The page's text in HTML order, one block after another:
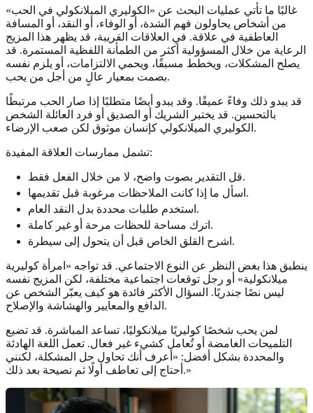
غالبًا ما تأتي عمليات البحث عن «الكوليري الميلانكولي في الحب»
من أشخاص يحاولون فهم الشدة، أو الوفاء، أو النقد، أو المسافة
العاطفية في علاقة. في العلاقات القريبة، قد يظهر هذا المزيج
الرعاية من خلال المسؤولية أكثر من الطمأنة اللفظية المستمرة. قد
يصلح المشكلات، ويخطط مسبقًا، ويحمي الالتزامات، أو يلزم نفسه
بصمت بمعيار عالٍ من أجل من يحب.
قد يبدو ذلك وفاءً عميقًا. وقد يبدو أيضًا متطلبًا إذا صار الحب مرتبطًا
بالتحسين. قد يختبر الشريك أو الصديق أو فرد العائلة الشخص
الكوليري الميلانكولي كإنسان موثوق لكن صعب الإرضاء.
تشمل ممارسات العلاقة المفيدة:
قل التقدير بصوت واضح، لا من خلال الفعل فقط.
اسأل ما إذا كانت الملاحظات مرغوبة قبل تقديمها.
استخدم طلبات محددة بدل النقد العام.
اترك مساحة للحظات مرحة أو غير كاملة.
اشرح القلق الخاص قبل أن يتحول إلى سيطرة.
ينطبق هذا بغض النظر عن النوع الاجتماعي. قد تواجه «امرأة كوليرية
ميلانكولية» أو رجل توقعات اجتماعية مختلفة، لكن المزيج نفسه
ليس نصًا جندريًا. السؤال الأكثر فائدة هو كيف يعبّر الشخص عن
الدافع والمعايير والهشاشة والإصلاح.
لمن يحب شخصًا كوليريًا ميلانكوليًا، تساعد المباشرة. قد تضيع
التلميحات الغامضة أو تُعامل كشيء غير فعال. تعمل اللغة الهادئة
والمحددة بشكل أفضل: «أعرف أنك تحاول حل المشكلة، لكنني
أحتاج إلى تعاطف أولًا ثم نصيحة بعد ذلك.»